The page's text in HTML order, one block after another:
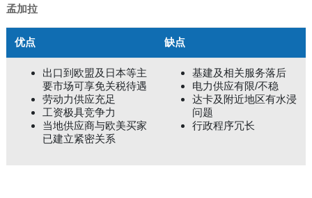
孟加拉
优点 缺点
出口到欧盟及日本等主
要市场可享免关税待遇
劳动力供应充足
工资极具竞争力
当地供应商与欧美买家
已建立紧密关系
基建及相关服务落后
电力供应有限/不稳
达卡及附近地区有水浸
问题
行政程序冗长